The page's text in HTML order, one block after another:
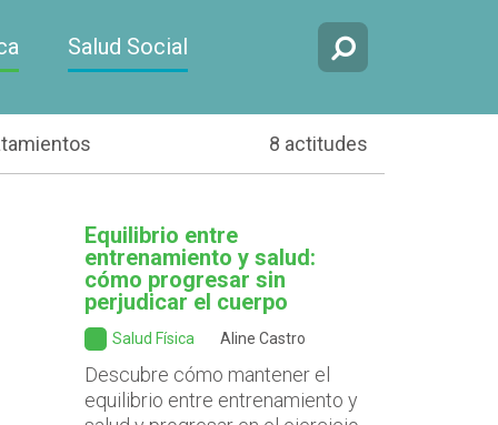
Salud Social
8 actitudes
Equilibrio entre
entrenamiento y salud:
cómo progresar sin
perjudicar el cuerpo
Salud Física Aline Castro
Descubre cómo mantener el
equilibrio entre entrenamiento y